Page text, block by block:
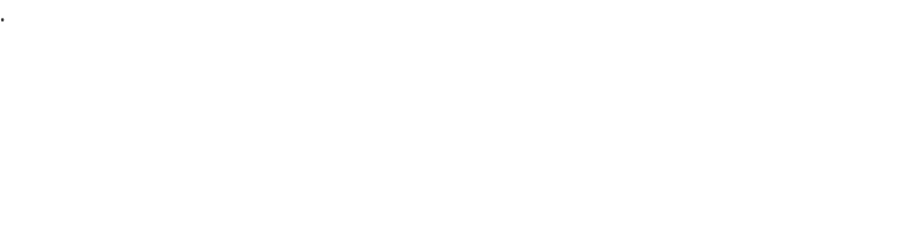
.